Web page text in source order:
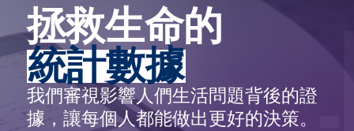
拯救生命的
統計數據
我們審視影響人們生活問題背後的證
據，讓每個人都能做出更好的決策。